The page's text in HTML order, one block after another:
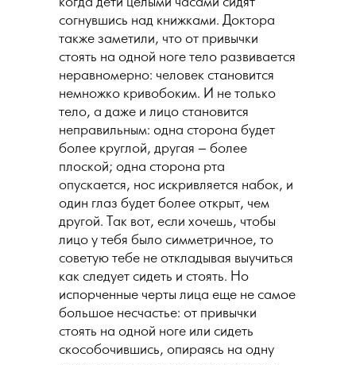
когда дети целыми часами сидят
согнувшись над книжками. Доктора
также заметили, что от привычки
стоять на одной ноге тело развивается
неравномерно: человек становится
немножко кривобоким. И не только
тело, а даже и лицо становится
неправильным: одна сторона будет
более круглой, другая – более
плоской; одна сторона рта
опускается, нос искривляется набок, и
один глаз будет более открыт, чем
другой. Так вот, если хочешь, чтобы
лицо у тебя было симметричное, то
советую тебе не откладывая выучиться
как следует сидеть и стоять. Но
испорченные черты лица еще не самое
большое несчастье: от привычки
стоять на одной ноге или сидеть
скособочившись, опираясь на одну